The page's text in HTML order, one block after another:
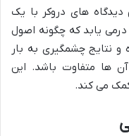
های دروکر با یک
یابد که چگونه اصول
و نتایج چشمگیری به بار
ها متفاوت باشد. این
می کند.